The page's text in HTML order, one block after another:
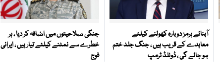
آبنائے ہرمز دوبارہ کھولنے کیلئے
معاہدے کے قریب ہیں ، جنگ جلد ختم
ہو جائے گی ، ڈونلڈ ٹرمپ
جنگی صلاحیتوں میں اضافہ کر دیا ، ہر
خطرے سے نمٹنے کیلئے تیار ہیں ، ایرانی
فوج